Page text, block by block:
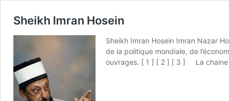
Sheikh Imran Hosein
Sheikh Imran Hosein Imran Nazar
de la politique mondiale, de
ouvrages. [ 1 ] [ 2 ] [ 3 ] La chaine